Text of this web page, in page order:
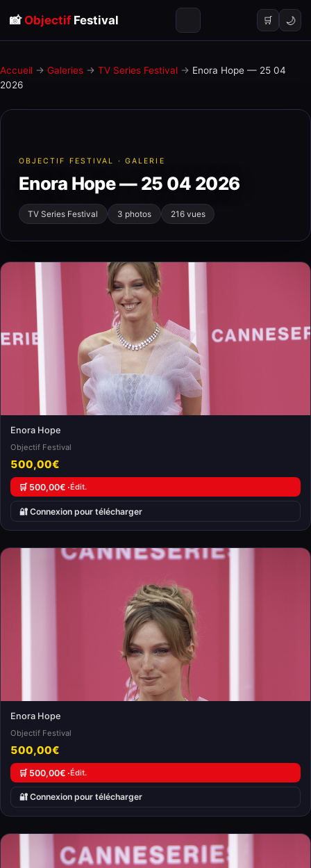
📸 ObjectifFestival 🛒 🌙
Accueil → Galeries → TV Series Festival → Enora Hope — 25 04
2026
OBJECTIF FESTIVAL · GALERIE
Enora Hope — 25 04 2026
TV Series Festival 3 photos 216 vues
Enora Hope
Objectif Festival
500,00€
🛒 500,00€ ·Édit.
🔐 Connexion pour télécharger
Enora Hope
Objectif Festival
500,00€
🛒 500,00€ ·Édit.
🔐 Connexion pour télécharger